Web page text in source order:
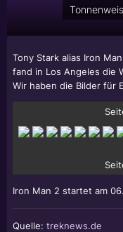
Tony Stark alias Iron
fand in Los Angeles die
Wir haben die Bilder für
Iron Man 2 startet am
Quelle: treknews.de